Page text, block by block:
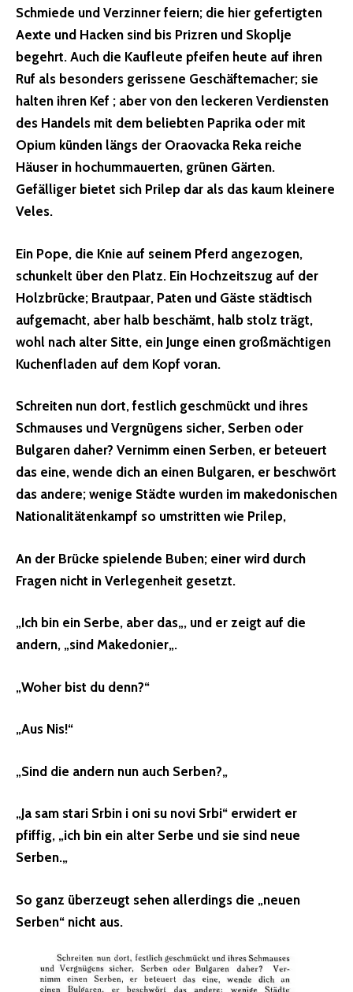
Schmiede und Verzinner feiern; die hier gefertigten
Aexte und Hacken sind bis Prizren und Skoplje
begehrt. Auch die Kaufleute pfeifen heute auf ihren
Ruf als besonders gerissene Geschäftemacher; sie
halten ihren Kef ; aber von den leckeren Verdiensten
des Handels mit dem beliebten Paprika oder mit
Opium künden längs der Oraovacka Reka reiche
Häuser in hochummauerten, grünen Gärten.
Gefälliger bietet sich Prilep dar als das kaum kleinere
Veles.
Ein Pope, die Knie auf seinem Pferd angezogen,
schunkelt über den Platz. Ein Hochzeitszug auf der
Holzbrücke; Brautpaar, Paten und Gäste städtisch
aufgemacht, aber halb beschämt, halb stolz trägt,
wohl nach alter Sitte, ein Junge einen großmächtigen
Kuchenfladen auf dem Kopf voran.
Schreiten nun dort, festlich geschmückt und ihres
Schmauses und Vergnügens sicher, Serben oder
Bulgaren daher? Vernimm einen Serben, er beteuert
das eine, wende dich an einen Bulgaren, er beschwört
das andere; wenige Städte wurden im makedonischen
Nationalitätenkampf so umstritten wie Prilep,
An der Brücke spielende Buben; einer wird durch
Fragen nicht in Verlegenheit gesetzt.
„Ich bin ein Serbe, aber das„, und er zeigt auf die
andern, „sind Makedonier„.
„Woher bist du denn?“
„Aus Nis!“
„Sind die andern nun auch Serben?„
„Ja sam stari Srbin i oni su novi Srbi“ erwidert er
pfiffig, „ich bin ein alter Serbe und sie sind neue
Serben.„
So ganz überzeugt sehen allerdings die „neuen
Serben“ nicht aus.